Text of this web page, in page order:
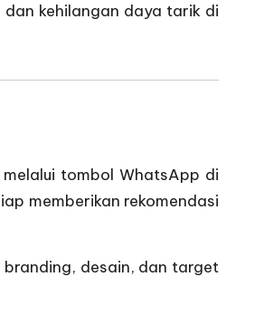
kehilangan daya tarik di
tombol WhatsApp di
memberikan rekomendasi
desain, dan target